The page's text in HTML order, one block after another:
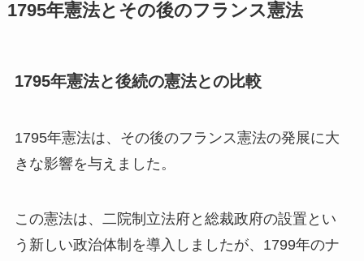
1795年憲法とその後のフランス憲法
1795年憲法と後続の憲法との比較
1795年憲法は、その後のフランス憲法の発展に大
きな影響を与えました。
この憲法は、二院制立法府と総裁政府の設置とい
う新しい政治体制を導入しましたが、1799年のナ